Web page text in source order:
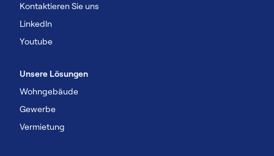
Kontaktieren Sie uns
Linkedln
Youtube
Unsere Lösungen
Wohngebäude
Gewerbe
Vermietung